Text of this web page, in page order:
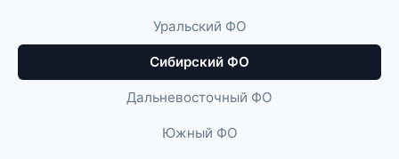
Уральский ФО
Сибирский ФО
Дальневосточный ФО
Южный ФО